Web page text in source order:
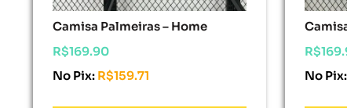
Camisa Palmeiras – Home
R$169.90
No Pix: R$159.71
R$
No Pix: